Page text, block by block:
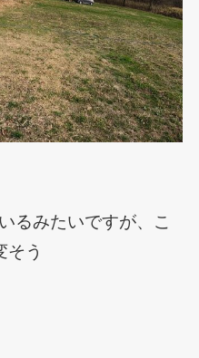
るみたいですが、こ
そう